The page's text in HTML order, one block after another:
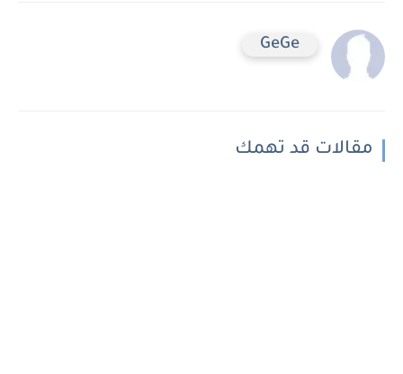
GeGe
مقالات قد تهمك